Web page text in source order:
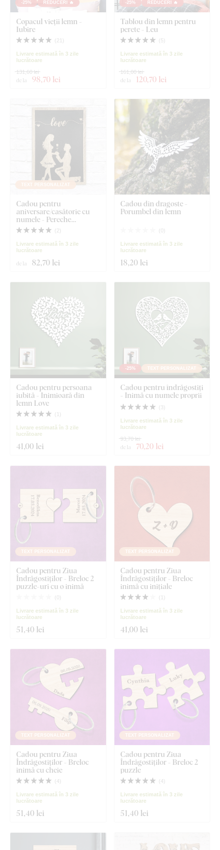
-25% REDUCERI 🔥
Copacul vieții lemn -
Iubire
( 21 )
Livrare estimată în 3 zile
lucrătoare
de la 98,70 lei
131,60 lei
-25% REDUCERI 🔥
Tablou din lemn pentru
perete - Leu
( 5)
Livrare estimată în 3 zile
lucrătoare
de la 120,70 lei
161,00 lei
TEXT PERSONALIZAT
Cadou pentru
aniversare/casătorie cu
numele - Pereche
îndrăgostită ( 2)
Livrare estimată în 3 zile
lucrătoare
de la 82,70 lei
Cadou din dragoste -
Porumbel din lemn
( 0 )
Livrare estimată în 3 zile
lucrătoare
18,20 lei
Cadou pentru persoana
iubită - Inimioară din
lemn Love
( 1 )
Livrare estimată în 3 zile
lucrătoare
41,00 lei
-25% TEXT PERSONALIZAT
Cadou pentru îndrăgostiți
- Inimă cu numele proprii
( 3)
Livrare estimată în 3 zile
lucrătoare
de la 70,20 lei
93,70 lei
TEXT PERSONALIZAT
Cadou pentru Ziua
Îndrăgostiților - Breloc 2
puzzle-uri cu o inimă
( 0 )
Livrare estimată în 3 zile
lucrătoare
51,40 lei
TEXT PERSONALIZAT
Cadou pentru Ziua
Îndrăgostiților - Breloc
inimă cu inițiale
( )
Livrare estimată în 3 zile
lucrătoare
41,00 lei
TEXT PERSONALIZAT
Cadou pentru Ziua
Îndrăgostiților - Breloc
inimă cu cheie
( 4)
Livrare estimată în 3 zile
lucrătoare
51,40 lei
TEXT PERSONALIZAT
Cadou pentru Ziua
Îndrăgostiților - Breloc 2
puzzle
( 4)
Livrare estimată în 3 zile
lucrătoare
51,40 lei